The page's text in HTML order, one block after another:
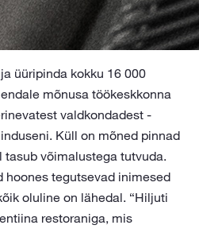
üüripinda kokku 16 000
mõnusa töökeskkonna
valdkondadest -
Küll on mõned pinnad
võimalustega tutvuda.
hoones tegutsevad inimesed
oluline on lähedal. “Hiljuti
restoraniga, mis